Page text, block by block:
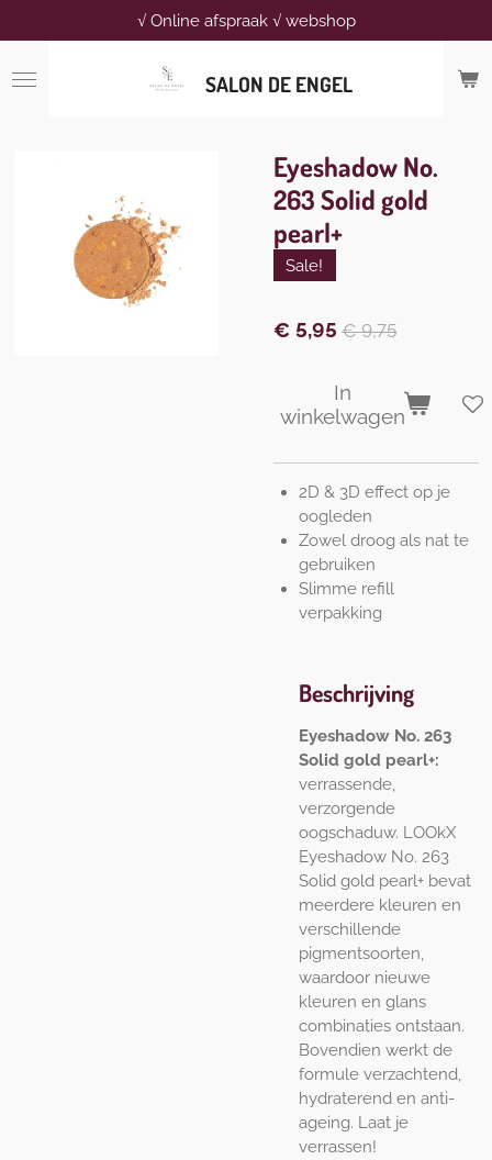
direct
naar
SALON DE ENGEL
√ Online afspraak √ webshop
Eyeshadow No.
263 Solid gold
pearl+
Sale!
€ 5,95 € 9,75
In
winkelwagen
2D & 3D effect op je
oogleden
Zowel droog als nat te
gebruiken
Slimme refill
verpakking
Beschrijving
Eyeshadow No. 263
Solid gold pearl+:
verrassende,
verzorgende
oogschaduw. LOOkX
Eyeshadow No. 263
Solid gold pearl+ bevat
meerdere kleuren en
verschillende
pigmentsoorten,
waardoor nieuwe
kleuren en glans
combinaties ontstaan.
Bovendien werkt de
formule verzachtend,
hydraterend en anti-
ageing. Laat je
verrassen!